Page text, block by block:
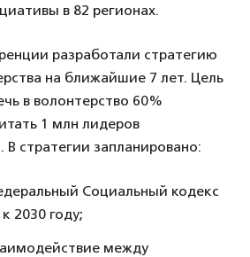
в 82 регионах.
разработали стратегию
на ближайшие 7 лет. Цель
в волонтерство 60%
1 млн лидеров
В стратегии запланировано:
Социальный кодекс
2030 году;
между